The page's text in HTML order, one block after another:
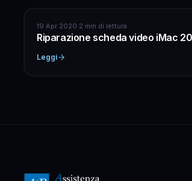
APPLE
19 Apr 2020·2 min di lettura
Riparazione scheda video iMac
Leggi